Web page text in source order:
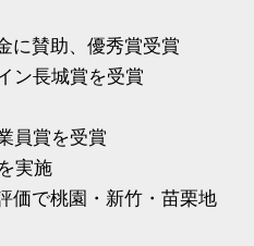
に賛助、優秀賞受賞
ン長城賞を受賞
員賞を受賞
実施
価で桃園・新竹・苗栗地